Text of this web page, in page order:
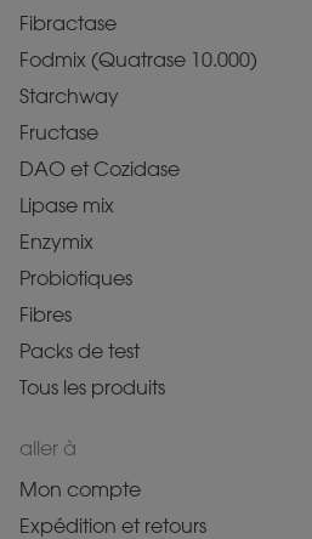
Fibractase
Fodmix (Quatrase 10.000)
Starchway
Fructase
DAO et Cozidase
Lipase mix
Enzymix
Probiotiques
Fibres
Packs de test
Tous les produits
aller à
Mon compte
Expédition et retours